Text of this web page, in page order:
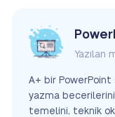
Yazılan
A+ bir
yazma
temelini, teknik